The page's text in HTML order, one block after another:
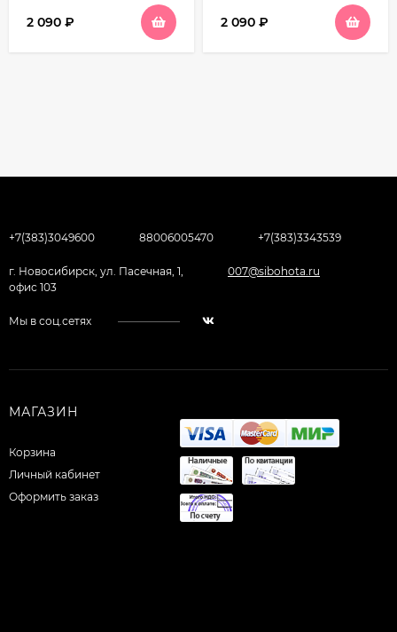
2 090 ₽ 2 090 ₽
+7(383)3049600 88006005470 +7(383)3343539
г. Новосибирск, ул. Пасечная, 1,
офис 103
007@sibohota.ru
Мы в соц.сетях
МАГАЗИН
Корзина
Личный кабинет
Оформить заказ